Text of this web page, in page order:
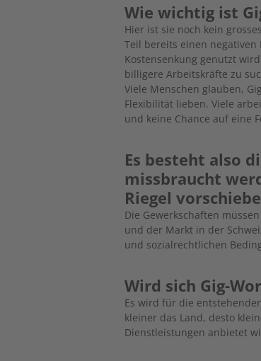
Wie wichtig ist
Hier ist sie noch kein
Teil bereits einen
Kostensenkung genutzt
billigere Arbeitskräfte zu
Viele Menschen glauben,
Flexibilität lieben. Viele
und keine Chance auf eine
Es besteht also
missbraucht
Riegel
Die Gewerkschaften
und der Markt in der
und sozialrechtlichen
Wird sich Gig-
Es wird für die
kleiner das Land, desto
Dienstleistungen anbietet